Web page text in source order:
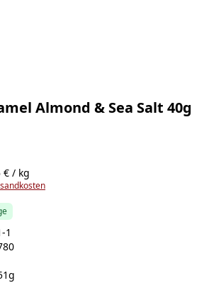
Almond & Sea Salt 40g
€ / kg
1